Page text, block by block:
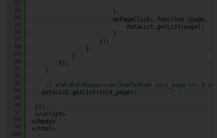
82
83
84
85
86
87
88
89
90
91
92
93
94
95
96
97
98
99
100
},
onPageClick: function
(page,
}
});
}
}
});
}
// ทำคำสั่งดึงข้อมูลมาแสดงโดยเริ่มต้นส่ง init_page เท่า 0 เพื่
dataList.getList(init_page);
});
</script>
</body>
</html>